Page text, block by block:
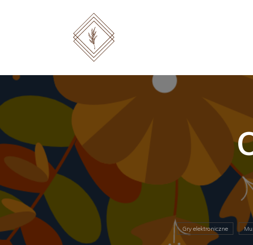
Gry elektroniczne